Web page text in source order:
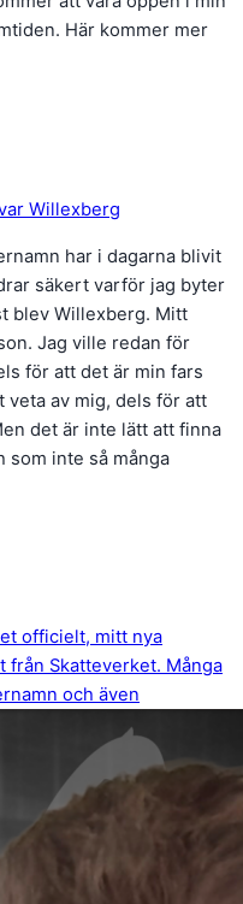
Här kommer mer
Willexberg
har i dagarna blivit
säkert varför jag byter
blev Willexberg. Mitt
Jag ville redan för
för att det är min fars
av mig, dels för att
det är inte lätt att finna
som inte så många
officielt, mitt nya
från Skatteverket. Många
och även